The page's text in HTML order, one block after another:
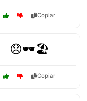
Copiar
😞🕶️🏖️
Copiar